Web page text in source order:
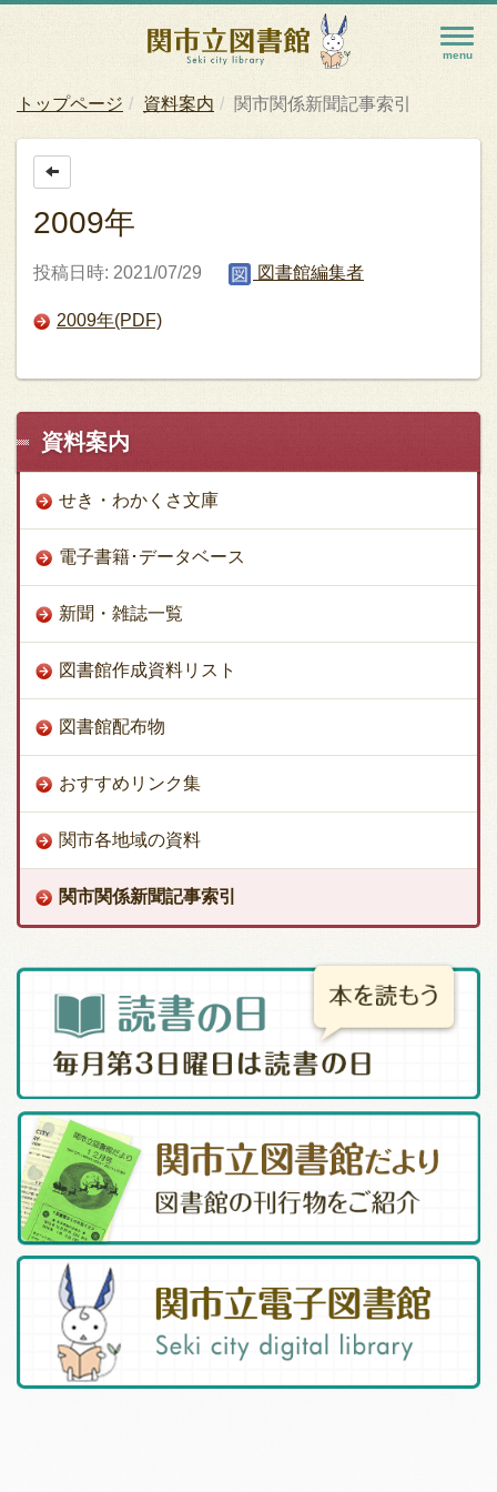
トップページ 資料案内 関市関係新聞記事索引
2009年
投稿日時: 2021/07/29 図書館編集者
2009年(PDF)
資料案内
せき・わかくさ文庫
電子書籍･データベース
新聞・雑誌一覧
図書館作成資料リスト
図書館配布物
おすすめリンク集
関市各地域の資料
関市関係新聞記事索引